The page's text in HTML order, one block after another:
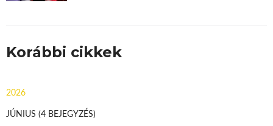
Korábbi cikkek
2026
JÚNIUS (4 BEJEGYZÉS)